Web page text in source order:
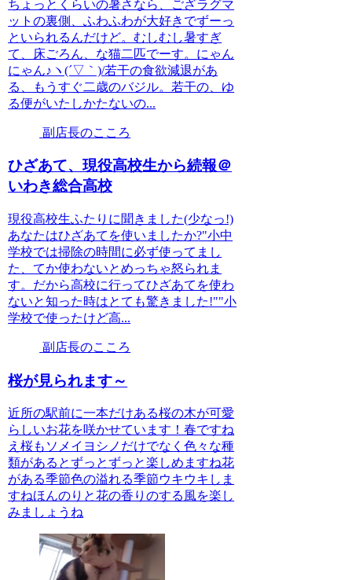
ちょっとくらいの暑さなら、ござラグマ
ットの裏側、ふわふわが大好きでずーっ
といられるんだけど。むしむし暑すぎ
て、床ごろん、な猫二匹でーす。にゃん
にゃん♪ヽ(´▽｀)/若干の食欲減退があ
る、もうすぐ二歳のバジル。若干の、ゆ
る便がいたしかたないの...
副店長のこころ
ひざあて、現役高校生から続報＠
いわき総合高校
現役高校生ふたりに聞きました(少なっ!)
あなたはひざあてを使いましたか?"小中
学校では掃除の時間に必ず使ってまし
た、てか使わないとめっちゃ怒られま
す。だから高校に行ってひざあてを使わ
ないと知った時はとても驚きました!""小
学校で使ったけど高...
副店長のこころ
桜が見られます～
近所の駅前に一本だけある桜の木が可愛
らしいお花を咲かせています！春ですね
え桜もソメイヨシノだけでなく色々な種
類があるとずっとずっと楽しめますね花
がある季節色の溢れる季節ウキウキしま
すねほんのりと花の香りのする風を楽し
みましょうね